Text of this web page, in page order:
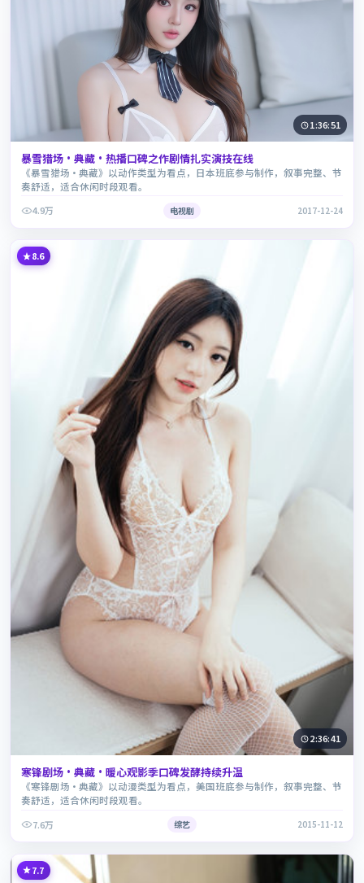
1:36:51
暴雪猎场·典藏·热播口碑之作剧情扎实演技在线
《暴雪猎场·典藏》以动作类型为看点，日本班底参与制作，叙事完整、节
奏舒适，适合休闲时段观看。
4.9万
电视剧 2017-12-24
8.6
2:36:41
寒锋剧场·典藏·暖心观影季口碑发酵持续升温
《寒锋剧场·典藏》以动漫类型为看点，美国班底参与制作，叙事完整、节
奏舒适，适合休闲时段观看。
7.6万
综艺 2015-11-12
7.7